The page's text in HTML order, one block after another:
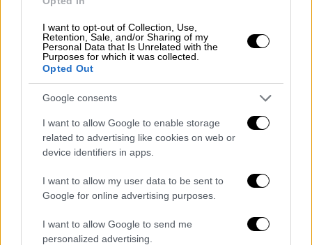
I want to opt-out of Collection, Use,
Retention, Sale, and/or Sharing of my
Personal Data that Is Unrelated with the
Purposes for which it was collected.
Opted Out
Google consents
I want to allow Google to enable storage
related to advertising like cookies on web or
device identifiers in apps.
I want to allow my user data to be sent to
Google for online advertising purposes.
I want to allow Google to send me
personalized advertising.
στην Βορειοανατολική Αττική είναι το
Μαρκόπουλο, τοΚορωπί, η Νέα Μάκρη, η
Κερατέα, το Γραμματικό και η Πεντέλη
αυτοψία του OPENστις περιοχές κατέγραψε
εικόνες που δημιουργούν προβληματισμό
αφού, όπου κι αν κοιτάξει κανείς, επικρατεί
το απόλυτο χάος. Όπως σημειώνει ο
δήμαρχος Λαυρεωτικής, Δημήτρης Λουκάς,
για την Κερατέα, το δάσος καθαρίζεται κάθε
δέκα μέρες, ωστόσο, την επόμενη γεμίζει.
Στις αρχές της επόμενης εβδομάδας,
αναμένεται να πραγματοποιηθεί σύσκεψη